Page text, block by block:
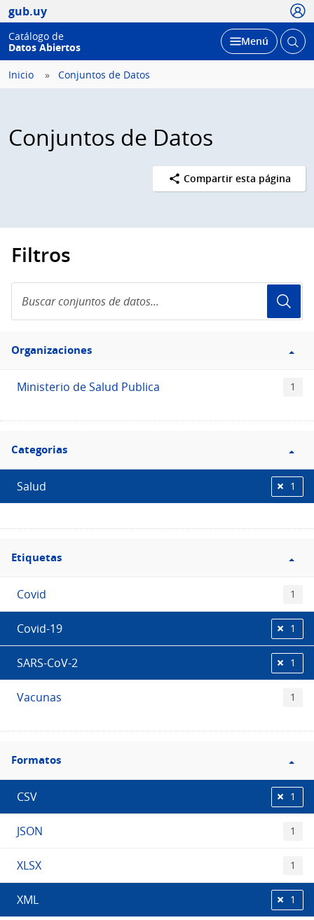
gub.uy
Catálogo de
Datos Abiertos
Desplegar
Menú Abrir
Inicio Conjuntos de Datos
Conjuntos de Datos
Compartir esta página
Filtros
conjuntos
de
Filtro
Organizaciones
Organizaciones
Ministerio de Salud Publica 1
Filtro
Categorias
Categorias
Salud 1
Filtro
Etiquetas
Etiquetas
Covid 1
Covid-19 1
SARS-CoV-2 1
Vacunas 1
Filtro
Formatos
Formatos
CSV 1
JSON 1
XLSX 1
XML 1